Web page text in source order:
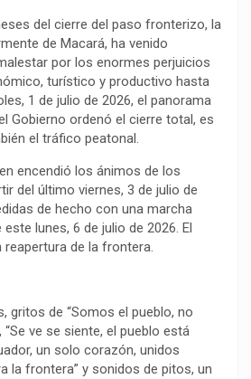
del cierre del paso fronterizo, la
de Macará, ha venido
por los enormes perjuicios
turístico y productivo hasta
1 de julio de 2026, el panorama
Gobierno ordenó el cierre total, es
el tráfico peatonal.
encendió los ánimos de los
del último viernes, 3 de julio de
de hecho con una marcha
lunes, 6 de julio de 2026. El
reapertura de la frontera.
gritos de “Somos el pueblo, no
ve se siente, el pueblo está
un solo corazón, unidos
la frontera” y sonidos de pitos, un